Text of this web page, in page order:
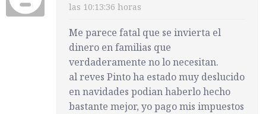
las 10:13:36 horas
Me parece fatal que se invierta el
dinero en familias que
verdaderamente no lo necesitan.
al reves Pinto ha estado muy deslucido
en navidades podian haberlo hecho
bastante mejor, yo pago mis impuestos